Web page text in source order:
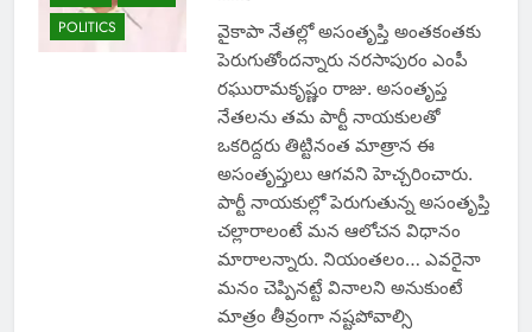
POLITICS
వైకాపా నేతల్లో అసంతృప్తి అంతకంతకు
పెరుగుతోందన్నారు నరసాపురం ఎంపీ
రఘురామకృష్ణం రాజు. అసంతృప్త
నేతలను తమ పార్టీ నాయకులతో
ఒకరిద్దరు తిట్టినంత మాత్రాన ఈ
అసంతృప్తులు ఆగవని హెచ్చరించారు.
పార్టీ నాయకుల్లో పెరుగుతున్న అసంతృప్తి
చల్లారాలంటే మన ఆలోచన విధానం
మారాలన్నారు. నియంతలం… ఎవరైనా
మనం చెప్పినట్టే వినాలని అనుకుంటే
మాత్రం తీవ్రంగా నష్టపోవాల్సి